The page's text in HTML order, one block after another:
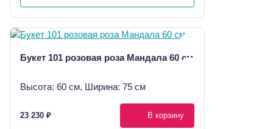
Букет 101 розовая роза Мандала 60 см
Высота: 60 см, Ширина: 75 см
23 230 ₽ В корзину